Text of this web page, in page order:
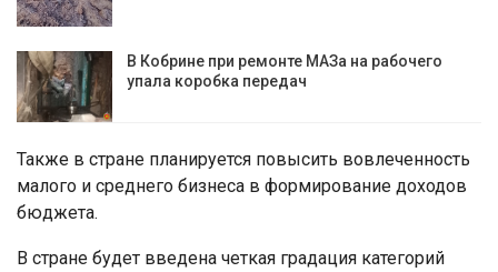
В Кобрине при ремонте МАЗа на рабочего
упала коробка передач
Также в стране планируется повысить вовлеченность
малого и среднего бизнеса в формирование доходов
бюджета.
В стране будет введена четкая градация категорий